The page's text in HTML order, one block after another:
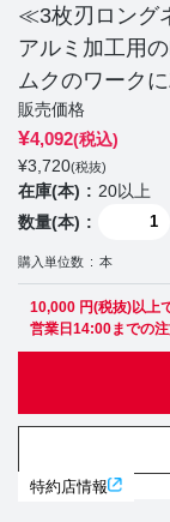
≪3枚刃ロング
アルミ加工用
ムクのワーク
販売価格
¥4,092(税込)
¥3,720(税抜)
在庫(本)
20以上
数量(本)
購入単位数 本
10,000 円(税抜)以上
営業日14:00までの
特約店情報